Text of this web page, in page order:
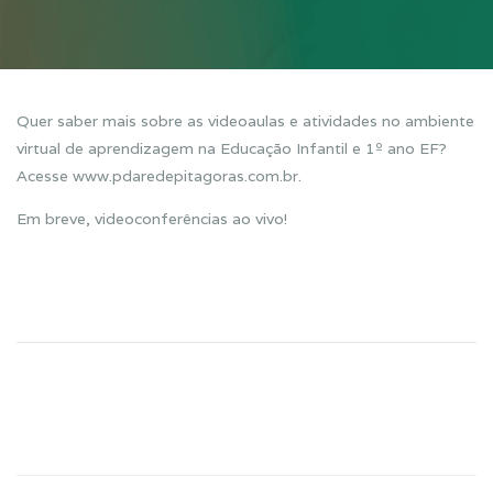
Quer saber mais sobre as videoaulas e atividades no ambiente
virtual de aprendizagem na Educação Infantil e 1º ano EF?
Acesse www.pdaredepitagoras.com.br.
Em breve, videoconferências ao vivo!